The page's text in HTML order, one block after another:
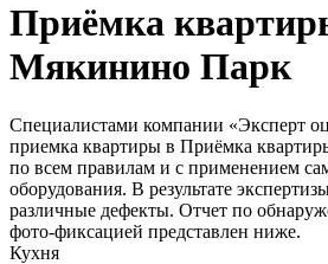
Приёмка
Мякинино Парк
Специалистами компании «Эксперт
приемка квартиры в Приёмка
по всем правилам и с применением
оборудования. В результате
различные дефекты. Отчет по
фото-фиксацией представлен ниже.
Кухня